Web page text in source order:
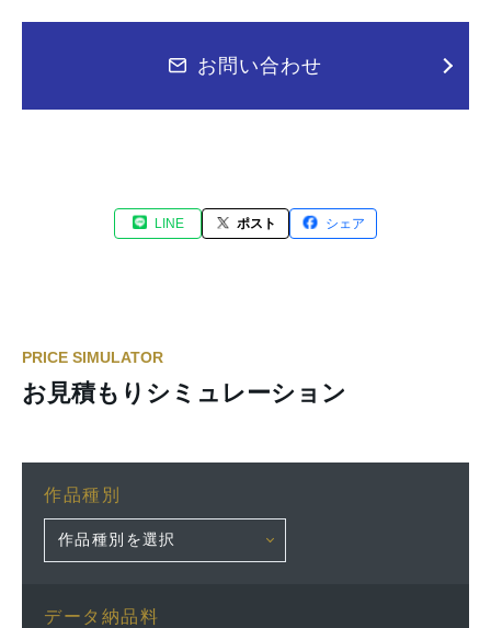
お問い合わせ
LINE ポスト シェア
PRICE SIMULATOR
お見積もりシミュレーション
作品種別
データ納品料